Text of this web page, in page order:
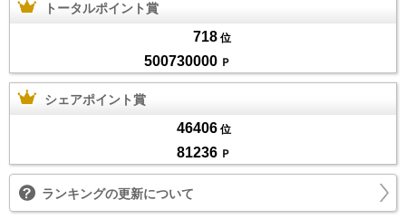
トータルポイント賞
718 位
500730000 Ｐ
シェアポイント賞
46406 位
81236 Ｐ
ランキングの更新について